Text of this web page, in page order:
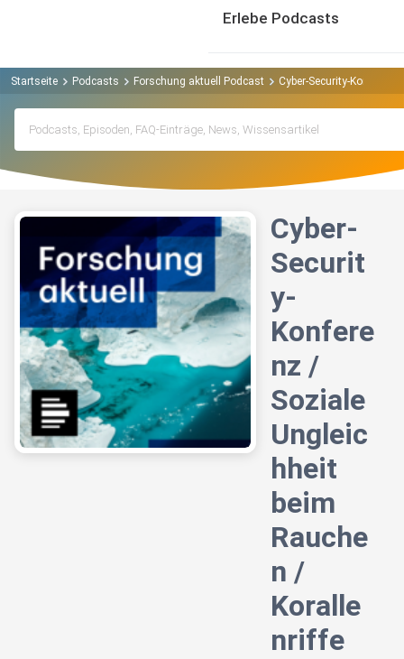
Erlebe Podcasts
Startseite Podcasts Forschung aktuell Podcast Cyber-Security-
Cyber-
Securit
y-
Konfere
nz /
Soziale
Ungleic
hheit
beim
Rauche
n /
Koralle
nriffe